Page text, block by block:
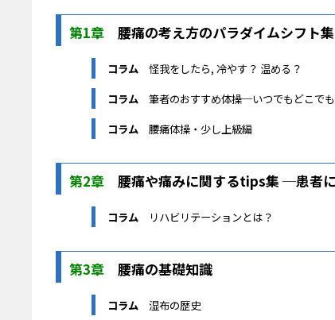
第1章 腰痛の考え方のパラダイムシフト集
コラム 怪我をしたら, 冷やす？ 温める？
コラム 筆者のおすすめ体操─いつでもどこで
コラム 腰痛体操・少し上級編
第2章 腰痛や痛みに関するtips集 ─患者
コラム リハビリテーションとは？
第3章 腰痛の基礎知識
コラム 湿布の歴史